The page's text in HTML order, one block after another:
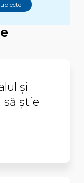
şi
să ştie